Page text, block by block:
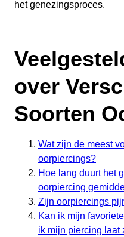
het genezingsproces.
over
Soorten
Wat zijn de meest
oorpiercings?
Hoe lang duurt het
oorpiercing
Zijn oorpiercings
Kan ik mijn
ik mijn piercing laat